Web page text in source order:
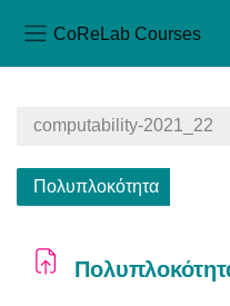
CoReLab Courses
computability-2021_22
Πολυπλοκότητα